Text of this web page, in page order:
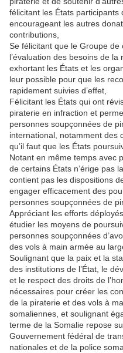
félicitant les États
encourageant les autres
contributions,
Se félicitant que le Groupe
l’évaluation des besoins de
exhortant les États et les
leur possible pour que les
rapidement suivies d’effet,
Félicitant les États qui ont
piraterie en infraction et
personnes soupçonnées de
international, notamment des
qu’il faut que les États
Notant en même temps avec
de certains États n’érige pas
contient pas les dispositions
engager efficacement des
personnes soupçonnées de
Appréciant les efforts
étudier les moyens de
personnes soupçonnées
des vols à main armée au
Soulignant que la paix et la
des institutions de l’État, le
et le respect des droits de
nécessaires pour créer les
de la piraterie et des vols à
somaliennes, et soulignant
terme de la Somalie repose
Gouvernement fédéral de
nationales et de la police